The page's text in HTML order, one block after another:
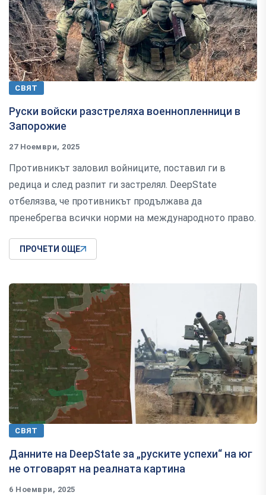
СВЯТ
Руски войски разстреляха военнопленници в
Запорожие
27 Ноември, 2025
Противникът заловил войниците, поставил ги в
редица и след разпит ги застрелял. DeepState
отбелязва, че противникът продължава да
пренебрегва всички норми на международното право.
ПРОЧЕТИ ОЩЕ
СВЯТ
Данните на DeepState за „руските успехи“ на юг
не отговарят на реалната картина
6 Ноември, 2025